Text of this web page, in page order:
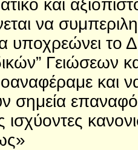
και
να
υποχρεώνει
Γειώσεων
και
σημεία